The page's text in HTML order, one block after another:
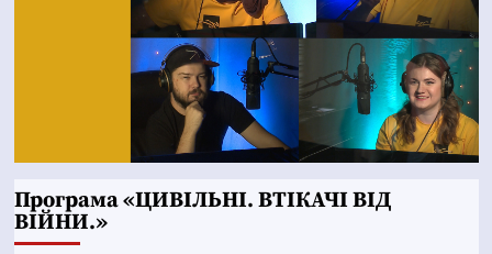
Програма «ЦИВІЛЬНІ. ВТІКАЧІ ВІД
ВІЙНИ.»